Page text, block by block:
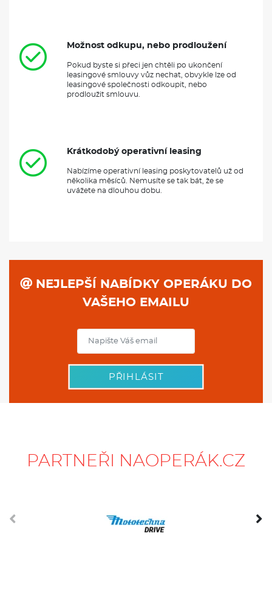
Možnost odkupu, nebo prodloužení
Pokud byste si přeci jen chtěli po ukončení
leasingové smlouvy vůz nechat, obvykle lze od
leasingové společnosti odkoupit, nebo
prodloužit smlouvu.
Krátkodobý operativní leasing
Nabízíme operativní leasing poskytovatelů už od
několika měsíců. Nemusíte se tak bát, že se
uvážete na dlouhou dobu.
NEJLEPŠÍ NABÍDKY OPERÁKU DO
VAŠEHO EMAILU
PŘIHLÁSIT
PARTNEŘI NAOPERÁK.CZ